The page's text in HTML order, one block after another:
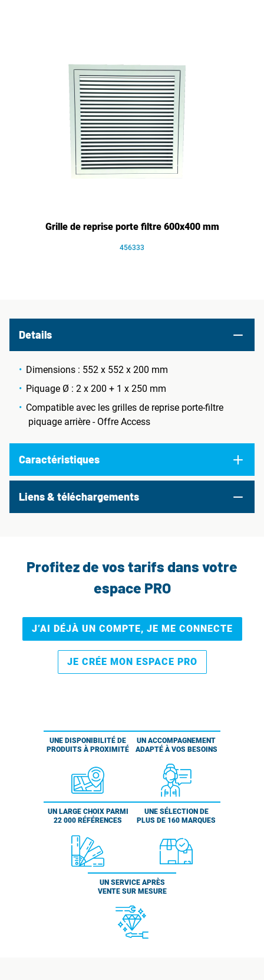
Grille de reprise porte filtre 600x400 mm
456333
Details
Dimensions : 552 x 552 x 200 mm
Piquage Ø : 2 x 200 + 1 x 250 mm
Compatible avec les grilles de reprise porte-filtre
piquage arrière - Offre Access
Caractéristiques
Liens & téléchargements
Profitez de vos tarifs dans votre
espace PRO
J’AI DÉJÀ UN COMPTE, JE ME CONNECTE
JE CRÉE MON ESPACE PRO
UNE DISPONIBILITÉ DE
PRODUITS À PROXIMITÉ
UN ACCOMPAGNEMENT
ADAPTÉ À VOS BESOINS
UN LARGE CHOIX PARMI
22 000 RÉFÉRENCES
UNE SÉLECTION DE
PLUS DE 160 MARQUES
UN SERVICE APRÈS
VENTE SUR MESURE